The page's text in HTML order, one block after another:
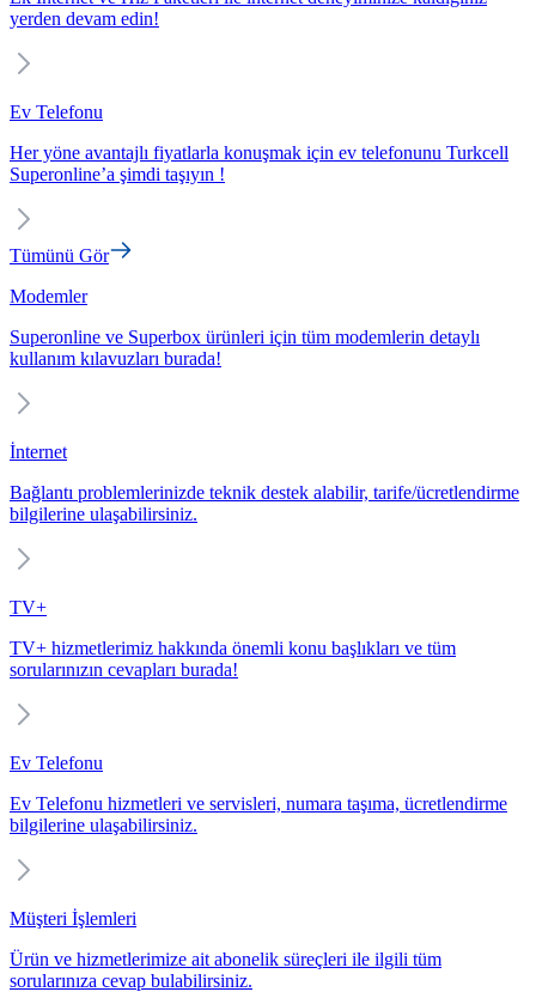
yerden devam edin!
Ev Telefonu
Her yöne avantajlı fiyatlarla konuşmak için ev telefonunu Turkcell
Superonline’a şimdi taşıyın !
Tümünü Gör
Modemler
Superonline ve Superbox ürünleri için tüm modemlerin detaylı
kullanım kılavuzları burada!
İnternet
Bağlantı problemlerinizde teknik destek alabilir, tarife/ücretlendirme
bilgilerine ulaşabilirsiniz.
TV+
TV+ hizmetlerimiz hakkında önemli konu başlıkları ve tüm
sorularınızın cevapları burada!
Ev Telefonu
Ev Telefonu hizmetleri ve servisleri, numara taşıma, ücretlendirme
bilgilerine ulaşabilirsiniz.
Müşteri İşlemleri
Ürün ve hizmetlerimize ait abonelik süreçleri ile ilgili tüm
sorularınıza cevap bulabilirsiniz.